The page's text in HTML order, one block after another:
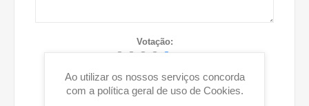
Votação:
ENVIAR OPINIÃO
Ao utilizar os nossos serviços concorda
com a política geral de uso de Cookies.